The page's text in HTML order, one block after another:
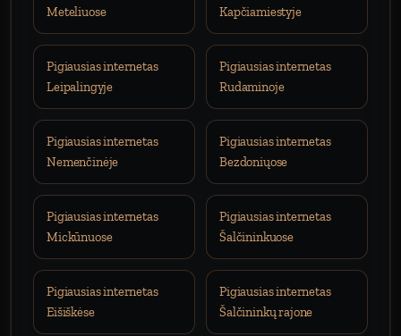
Meteliuose
Kapčiamiestyje
Pigiausias internetas
Leipalingyje
Pigiausias internetas
Rudaminoje
Pigiausias internetas
Nemenčinėje
Pigiausias internetas
Bezdoniųose
Pigiausias internetas
Mickūnuose
Pigiausias internetas
Šalčininkuose
Pigiausias internetas
Eišiškėse
Pigiausias internetas
Šalčininkų rajone